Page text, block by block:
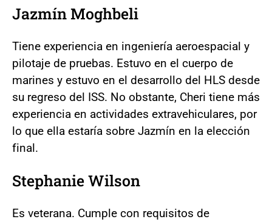
Jazmín Moghbeli
Tiene experiencia en ingeniería aeroespacial y
pilotaje de pruebas. Estuvo en el cuerpo de
marines y estuvo en el desarrollo del HLS desde
su regreso del ISS. No obstante, Cheri tiene más
experiencia en actividades extravehiculares, por
lo que ella estaría sobre Jazmín en la elección
final.
Stephanie Wilson
Es veterana. Cumple con requisitos de